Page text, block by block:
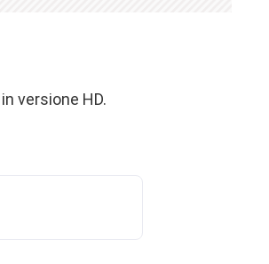
versione HD.